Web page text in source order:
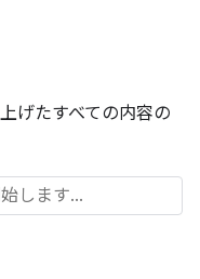
げたすべての内容の